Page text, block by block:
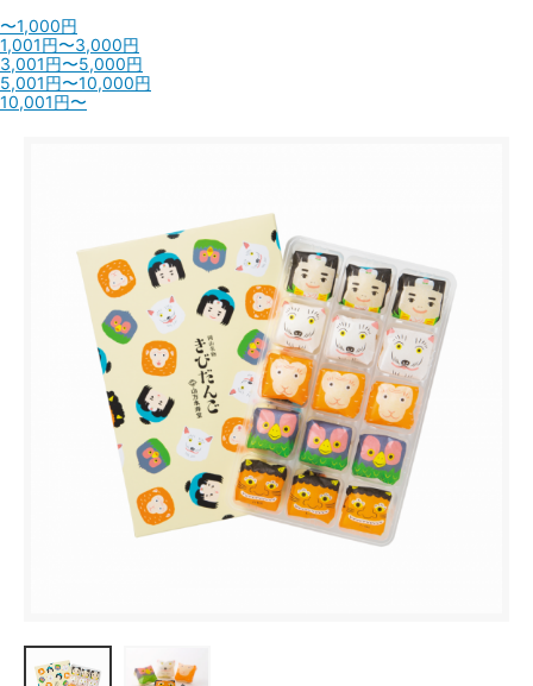
〜1,000円
1,001円〜3,000円
3,001円〜5,000円
5,001円〜10,000円
10,001円〜